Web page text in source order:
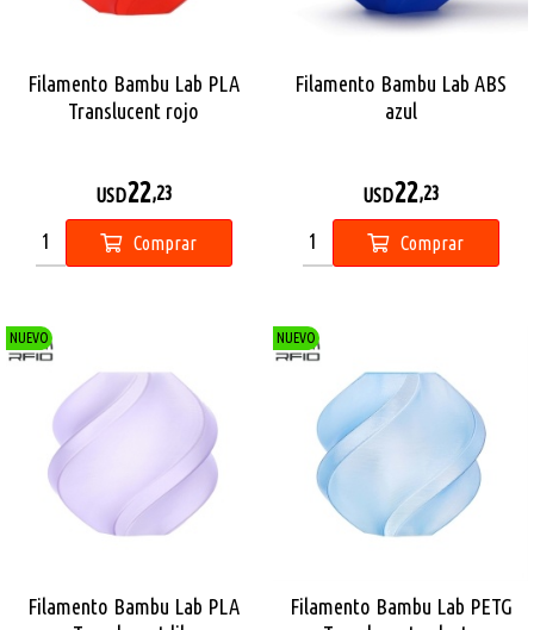
Filamento Bambu Lab PLA
Translucent rojo
USD22,23
Comprar
Filamento Bambu Lab ABS
azul
USD22,23
Comprar
NUEVO
Filamento Bambu Lab PLA
NUEVO
Filamento Bambu Lab PETG